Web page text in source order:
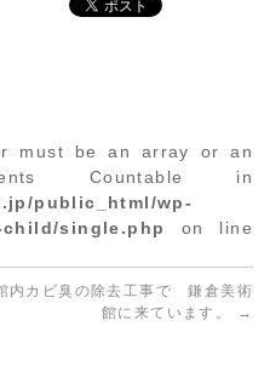
must be an array or an
Countable in
public_html/wp-
single.php
on line
内カビ臭の除去工事で 鎌倉美術
館に来ています。
→